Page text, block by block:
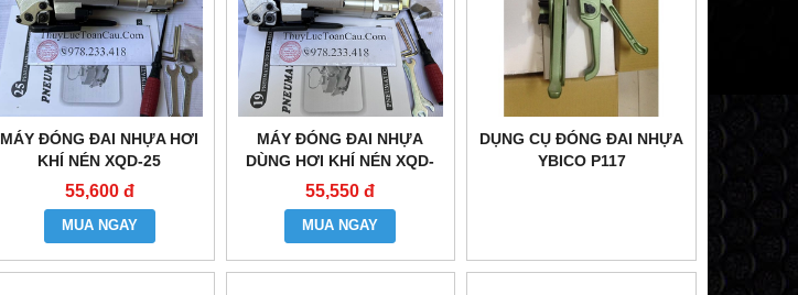
MÁY ĐÓNG ĐAI NHỰA HƠI
KHÍ NÉN XQD-25
55,600 đ
MUA NGAY
MÁY ĐÓNG ĐAI NHỰA
DÙNG HƠI KHÍ NÉN XQD-
19
55,550 đ
MUA NGAY
DỤNG CỤ ĐÓNG ĐAI NHỰA
YBICO P117